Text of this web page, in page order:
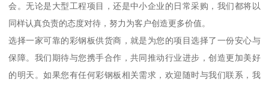
会。无论是大型工程项目，还是中小企业的日常采购，我们都将以
同样认真负责的态度对待，努力为客户创造更多价值。
选择一家可靠的彩钢板供货商，就是为您的项目选择了一份安心与
保障。我们期待与您携手合作，共同推动行业进步，创造更加美好
的明天。如果您有任何彩钢板相关需求，欢迎随时与我们联系，我